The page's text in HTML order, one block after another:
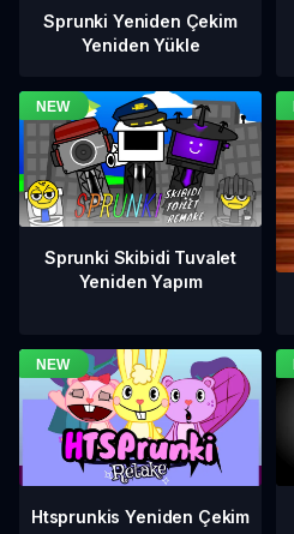
Sprunki Yeniden Çekim
Yeniden Yükle
Sprunki Skibidi Tuvalet
Yeniden Yapım
Htsprunkis Yeniden Çekim